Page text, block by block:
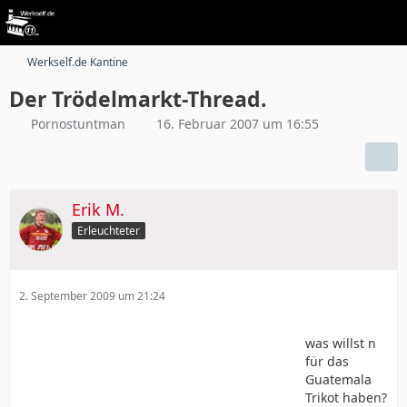
Werkself.de Kantine
Der Trödelmarkt-Thread.
Pornostuntman 16. Februar 2007 um 16:55
Erik M.
Erleuchteter
2. September 2009 um 21:24
was willst n
für das
Guatemala
Trikot haben?